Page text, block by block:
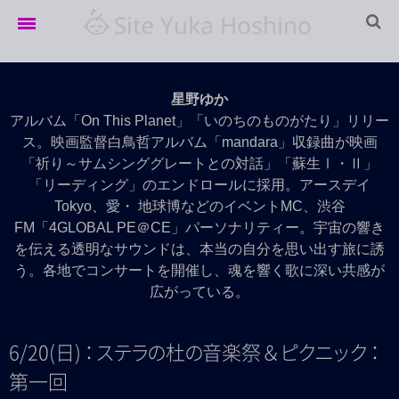
LIVE info
LIVE Archives
Movie
Discography
Profile
星野ゆか
アルバム「On This Planet」「いのちのものがたり」リリー
ス。映画監督白鳥哲アルバム「mandara」収録曲が映画
「祈り～サムシンググレートとの対話」「蘇生Ⅰ・Ⅱ」
「リーディング」のエンドロールに採用。アースデイ
Tokyo、愛・ 地球博などのイベントMC、渋谷
FM「4GLOBAL PE＠CE」パーソナリティー。宇宙の響き
を伝える透明なサウンドは、本当の自分を思い出す旅に誘
う。各地でコンサートを開催し、魂を響く歌に深い共感が
広がっている。
6/20(日 )： ステラの杜の音楽祭 ＆ ピクニッ ク：
第一回